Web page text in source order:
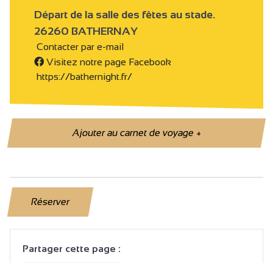
Départ de la salle des fêtes au stade.
26260 BATHERNAY
Contacter par e-mail
Visitez notre page Facebook
https://bathernight.fr/
Ajouter au carnet de voyage+
Réserver
Partager cette page :